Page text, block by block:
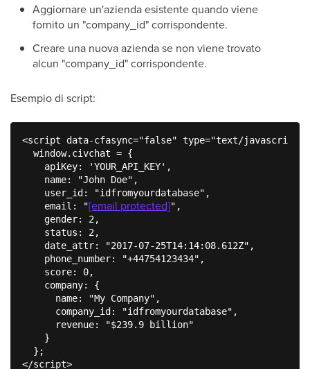
Aggiornare un'azienda esistente quando viene
fornito un "company_id" corrispondente.
Creare una nuova azienda se non viene trovato
alcun "company_id" corrispondente.
Esempio di script:
<script data-cfasync="false" type="text/javascript">
  window.civchat = {
    apiKey: 'YOUR_API_KEY',
    name: "John Doe",
    user_id: "idfromyourdatabase",
    email: "
[email protected]",
    gender: 2,
    status: 2,
    date_attr: "2017-07-25T14:14:08.612Z",
    phone_number: "+44754123434",
    score: 0,
    company: {
      name: "My Company",
      company_id: "idfromyourdatabase",
      revenue: "$239.9 billion"
    }
  };
</script>